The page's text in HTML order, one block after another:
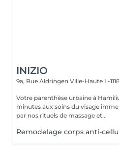
INIZIO
9a, Rue Aldringen Ville-Haute L-
Votre parenthèse urbaine à
minutes aux soins du visage
par nos rituels de massage et...
Remodelage corps anti-